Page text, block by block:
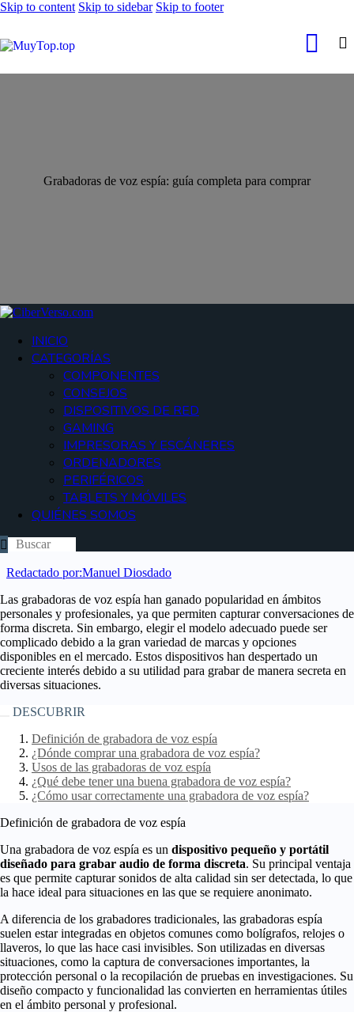
Skip to content Skip to sidebar Skip to footer
Grabadoras de voz espía: guía completa para comprar
INICIO
CATEGORÍAS
COMPONENTES
CONSEJOS
DISPOSITIVOS DE RED
GAMING
IMPRESORAS Y ESCÁNERES
ORDENADORES
PERIFÉRICOS
TABLETS Y MÓVILES
QUIÉNES SOMOS
Redactado por:Manuel Diosdado
Las grabadoras de voz espía han ganado popularidad en ámbitos
personales y profesionales, ya que permiten capturar conversaciones de
forma discreta. Sin embargo, elegir el modelo adecuado puede ser
complicado debido a la gran variedad de marcas y opciones
disponibles en el mercado. Estos dispositivos han despertado un
creciente interés debido a su utilidad para grabar de manera secreta en
diversas situaciones.
DESCUBRIR
Definición de grabadora de voz espía
¿Dónde comprar una grabadora de voz espía?
Usos de las grabadoras de voz espía
¿Qué debe tener una buena grabadora de voz espía?
¿Cómo usar correctamente una grabadora de voz espía?
Definición de grabadora de voz espía
Una grabadora de voz espía es un dispositivo pequeño y portátil
diseñado para grabar audio de forma discreta. Su principal ventaja
es que permite capturar sonidos de alta calidad sin ser detectada, lo que
la hace ideal para situaciones en las que se requiere anonimato.
A diferencia de los grabadores tradicionales, las grabadoras espía
suelen estar integradas en objetos comunes como bolígrafos, relojes o
llaveros, lo que las hace casi invisibles. Son utilizadas en diversas
situaciones, como la captura de conversaciones importantes, la
protección personal o la recopilación de pruebas en investigaciones. Su
diseño compacto y funcionalidad las convierten en herramientas útiles
en el ámbito personal y profesional.